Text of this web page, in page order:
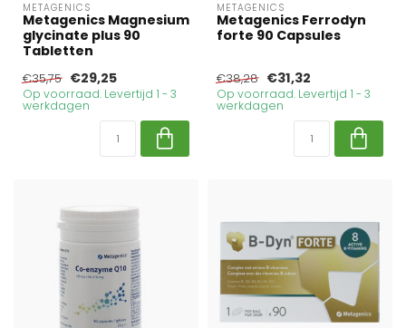
METAGENICS
Metagenics Magnesium
glycinate plus 90
Tabletten
€35,75 €29,25
Op voorraad. Levertijd 1 - 3
werkdagen
METAGENICS
Metagenics Ferrodyn
forte 90 Capsules
€38,28 €31,32
Op voorraad. Levertijd 1 - 3
werkdagen